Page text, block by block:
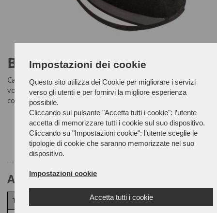
Impostazioni dei cookie
Questo sito utilizza dei Cookie per migliorare i servizi
verso gli utenti e per fornirvi la migliore esperienza
possibile.
Cliccando sul pulsante "Accetta tutti i cookie": l’utente
accetta di memorizzare tutti i cookie sul suo dispositivo.
Cliccando su "Impostazioni cookie": l’utente sceglie le
tipologie di cookie che saranno memorizzate nel suo
dispositivo.
Impostazioni cookie
Accetta tutti i cookie
BLACK SNEAKERS
Calzatura confortevole studiata per le donne che non
vogliono rinunciare all'eleganza. Per maggiori info e ordini
contattaci!
Guida alle taglie
Attributi Prodotto
Tomaia
Pelle scamosciata